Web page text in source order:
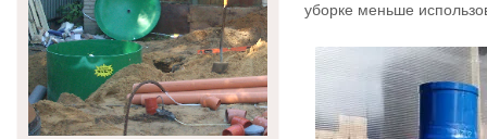
уборке меньше